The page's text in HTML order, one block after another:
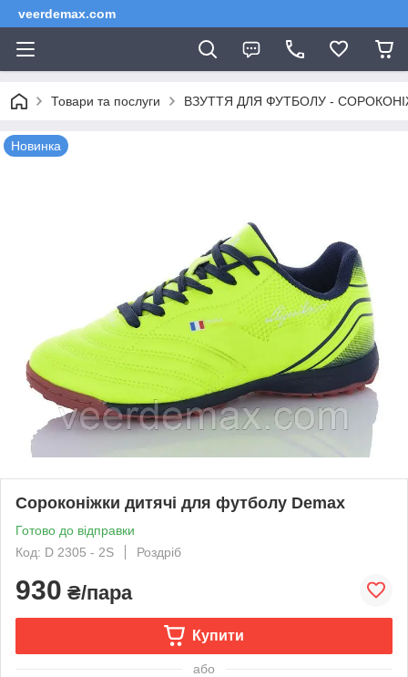
veerdemax.com
Товари та послуги ВЗУТТЯ ДЛЯ ФУТБОЛУ -
Новинка
Сороконiжки дитячі для футболу Demax
Готово до відправки
Код: D 2305 - 2S
Роздріб
930 ₴/пара
Купити
або